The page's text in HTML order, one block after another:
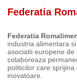
Federatia
Federatia
industria alimentara
asociatii europene de
colaboreaza
politicilor care
inovatoare.